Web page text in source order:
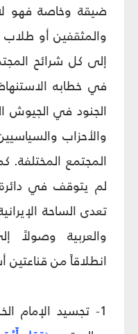
ضيقة وخاصة فهو
والمثقفين أو طلاب
إلى كل شرائح
في خطابه
الجنود في الجيوش
والأحزاب
المجتمع المختلفة.
لم يتوقف في
تعدى الساحة
والعربية وصولاً
انطلاقاً من
1- تجسيد الإمام